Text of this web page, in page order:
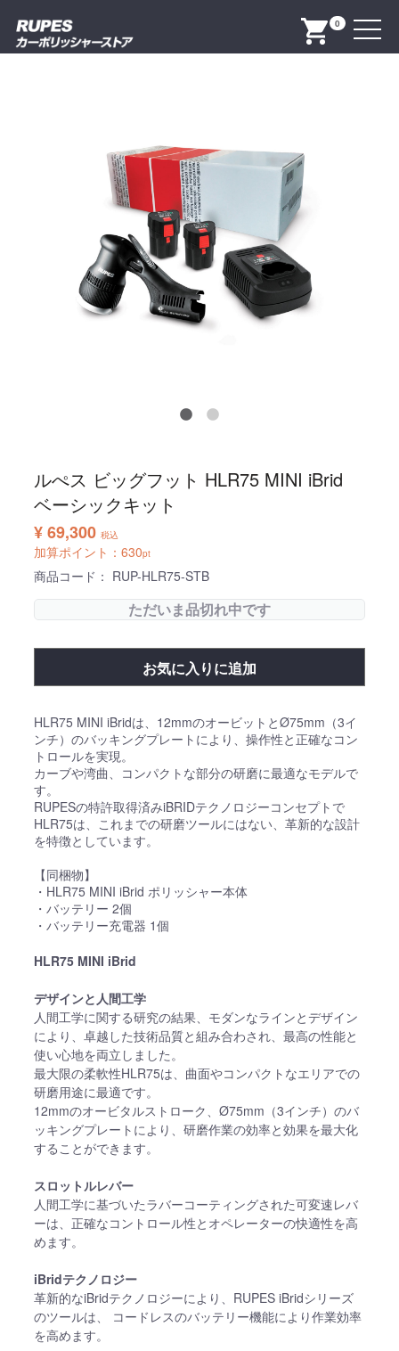
0 Menu
ルぺス ビッグフット HLR75 MINI iBrid
ベーシックキット
¥ 69,300 税込
加算ポイント： 630pt
商品コード： RUP-HLR75-STB
ただいま品切れ中です
お気に入りに追加
HLR75 MINI iBridは、12mmのオービットとØ75mm（3イ
ンチ）のバッキングプレートにより、操作性と正確なコン
トロールを実現。
カーブや湾曲、コンパクトな部分の研磨に最適なモデルで
す。
RUPESの特許取得済みiBRIDテクノロジーコンセプトで
HLR75は、これまでの研磨ツールにはない、⾰新的な設計
を特徴としています。
【同梱物】
・HLR75 MINI iBrid ポリッシャー本体
・バッテリー 2個
・バッテリー充電器 1個
HLR75 MINI iBrid
デザインと⼈間⼯学
⼈間⼯学に関する研究の結果、モダンなラインとデザイン
により、卓越した技術品質と組み合わされ、最⾼の性能と
使い⼼地を両⽴しました。
最⼤限の柔軟性HLR75は、曲⾯やコンパクトなエリアでの
研磨⽤途に最適です。
12mmのオービタルストローク、Ø75mm（3インチ）のバ
ッキングプレートにより、研磨作業の効率と効果を最⼤化
することができます。
スロットルレバー
人間工学に基づいたラバーコーティングされた可変速レバ
ーは、正確なコントロール性とオペレーターの快適性を高
めます。
iBridテクノロジー
⾰新的なiBridテクノロジーにより、RUPES iBridシリーズ
のツールは、 コードレスのバッテリー機能により作業効率
を⾼めます。